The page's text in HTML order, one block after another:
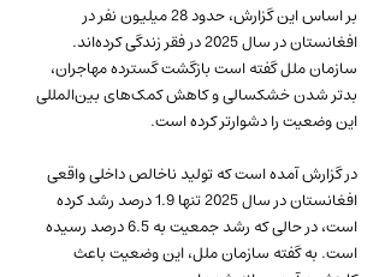
بر اساس این گزارش، حدود 28 میلیون نفر در
افغانستان در سال 2025 در فقر زندگی کرده‌اند.
سازمان ملل گفته است بازگشت گسترده مهاجران،
بدتر شدن خشکسالی و کاهش کمک‌های بین‌المللی
این وضعیت را دشوارتر کرده است.
در گزارش آمده است که تولید ناخالص داخلی واقعی
افغانستان در سال 2025 تنها 1.9 درصد رشد کرده
است، در حالی که رشد جمعیت به 6.5 درصد رسیده
است. به گفته سازمان ملل، این وضعیت باعث